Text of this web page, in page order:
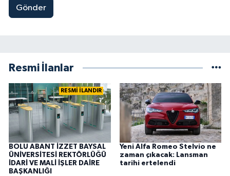
Gönder
Resmi İlanlar
RESMİ İLANDIR
BOLU ABANT İZZET BAYSAL
ÜNİVERSİTESİ REKTÖRLÜĞÜ
İDARİ VE MALİ İŞLER DAİRE
BAŞKANLIĞI
Yeni Alfa Romeo Stelvio ne
zaman çıkacak: Lansman
tarihi ertelendi